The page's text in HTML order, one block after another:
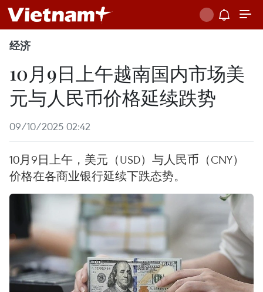
经济
10月9日上午越南国内市场美
元与人民币价格延续跌势
09/10/2025 02:42
10月9日上午，美元（USD）与人民币（CNY）
价格在各商业银行延续下跌态势。